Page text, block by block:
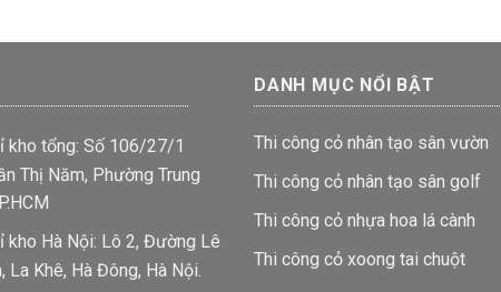
kho tổng: Số 106/27/1
Thị Năm, Phường Trung
kho Hà Nội: Lô 2, Đường Lê
La Khê, Hà Đông, Hà Nội.
DANH MỤC NỔI BẬT
Thi công cỏ nhân tạo sân vườn
Thi công cỏ nhân tạo sân golf
Thi công cỏ nhựa hoa lá cành
Thi công cỏ xoong tai chuột